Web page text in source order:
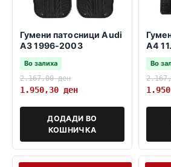
Гумени патосници Audi
A3 1996-2003
Во залиха
2.167,00ден
1.950,30 ден
ДОДАДИ ВО
КОШНИЧКА
A4
Во